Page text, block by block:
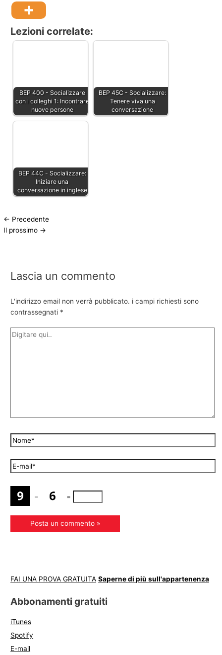
Lezioni correlate:
BEP 400 - Socializzare
con i colleghi 1: Incontrare
nuove persone
BEP 45C - Socializzare:
Tenere viva una
conversazione
BEP 44C - Socializzare:
Iniziare una
conversazione in inglese
← Precedente
Il prossimo →
Lascia un commento
L'indirizzo email non verrà pubblicato. i campi richiesti sono
contrassegnati *
− =
FAI UNA PROVA GRATUITA Saperne di più sull'appartenenza
Abbonamenti gratuiti
iTunes
Spotify
E-mail